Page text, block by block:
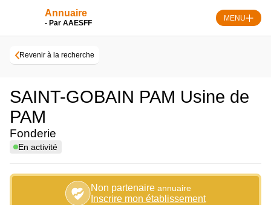
Annuaire
- Par AAESFF
MENU
Revenir à la recherche
SAINT-GOBAIN PAM Usine de
PAM
Fonderie
En activité
Non partenaire annuaire
Inscrire mon établissement